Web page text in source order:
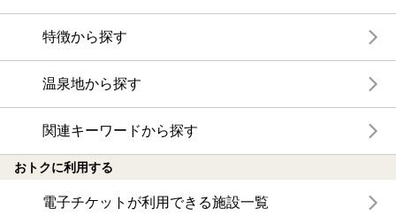
特徴から探す
温泉地から探す
関連キーワードから探す
おトクに利用する
電子チケットが利用できる施設一覧